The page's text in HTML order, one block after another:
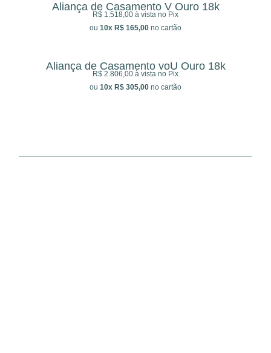
Aliança de Casamento V Ouro 18k
R$ 1.518,00 à vista no Pix
ou 10x R$ 165,00 no cartão
Aliança de Casamento yoU Ouro 18k
R$ 2.806,00 à vista no Pix
ou 10x R$ 305,00 no cartão